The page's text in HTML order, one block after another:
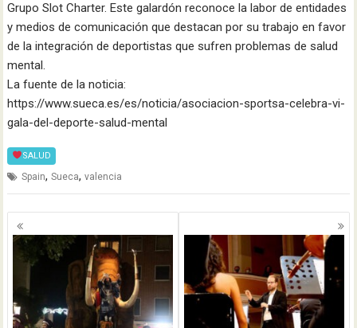
Grupo Slot Charter. Este galardón reconoce la labor de entidades
y medios de comunicación que destacan por su trabajo en favor
de la integración de deportistas que sufren problemas de salud
mental.
La fuente de la noticia:
https://www.sueca.es/es/noticia/asociacion-sportsa-celebra-vi-
gala-del-deporte-salud-mental
SALUD
Spain,Sueca,valencia
Navegación
de
entradas